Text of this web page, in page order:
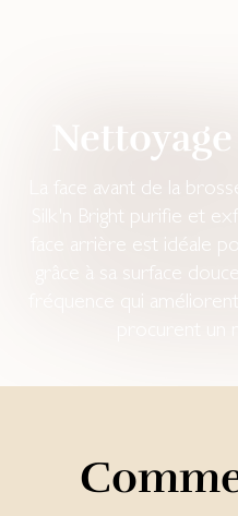
La face avant de la
Silk'n Bright purifie et
face arrière est idéale
grâce à sa surface
fréquence qui